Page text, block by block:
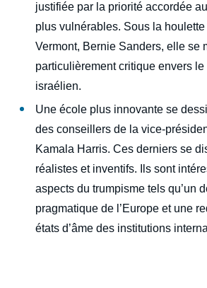
justifiée par la priorité accordée
plus vulnérables. Sous la
Vermont, Bernie Sanders, elle se
particulièrement critique envers
israélien.
Une école plus innovante se
des conseillers de la vice-
Kamala Harris. Ces derniers se
réalistes et inventifs. Ils sont
aspects du trumpisme tels qu’un
pragmatique de l’Europe et une
états d’âme des institutions